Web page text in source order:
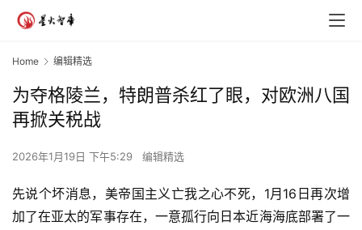
Home 编辑精选
为夺格陵兰，特朗普杀红了眼，对欧洲八国
再掀关税战
2026年1月19日 下午5:29 编辑精选
先说个坏消息，美帝国主义亡我之心不死，1月16日再次增
加了在亚太的军事存在，一意孤行向日本近海海底部署了一